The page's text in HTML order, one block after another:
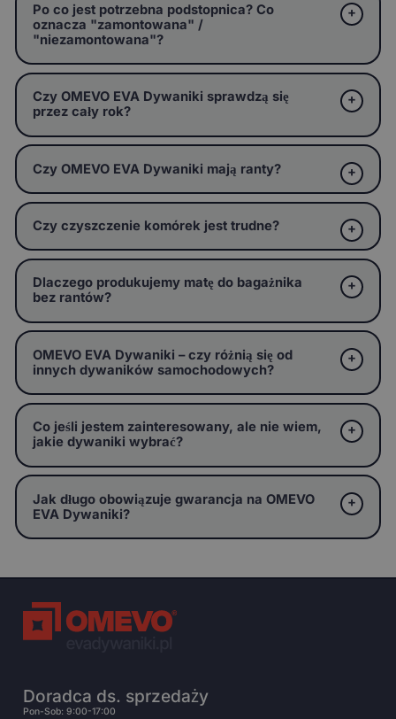
Po co jest potrzebna podstopnica? Co
oznacza "zamontowana" /
"niezamontowana"?
Czy OMEVO EVA Dywaniki sprawdzą się
przez cały rok?
Czy OMEVO EVA Dywaniki mają ranty?
Czy czyszczenie komórek jest trudne?
Dlaczego produkujemy matę do bagażnika
bez rantów?
OMEVO EVA Dywaniki – czy różnią się od
innych dywaników samochodowych?
Co jeśli jestem zainteresowany, ale nie wiem,
jakie dywaniki wybrać?
Jak długo obowiązuje gwarancja na OMEVO
EVA Dywaniki?
Doradca ds. sprzedaży
Pon-Sob: 9:00-17:00